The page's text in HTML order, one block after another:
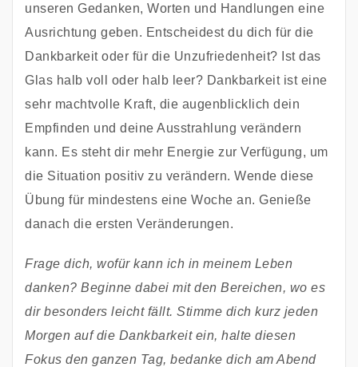
unseren Gedanken, Worten und Handlungen eine
Ausrichtung geben. Entscheidest du dich für die
Dankbarkeit oder für die Unzufriedenheit? Ist das
Glas halb voll oder halb leer? Dankbarkeit ist eine
sehr machtvolle Kraft, die augenblicklich dein
Empfinden und deine Ausstrahlung verändern
kann. Es steht dir mehr Energie zur Verfügung, um
die Situation positiv zu verändern. Wende diese
Übung für mindestens eine Woche an. Genieße
danach die ersten Veränderungen.
Frage dich, wofür kann ich in meinem Leben
danken? Beginne dabei mit den Bereichen, wo es
dir besonders leicht fällt. Stimme dich kurz jeden
Morgen auf die Dankbarkeit ein, halte diesen
Fokus den ganzen Tag, bedanke dich am Abend